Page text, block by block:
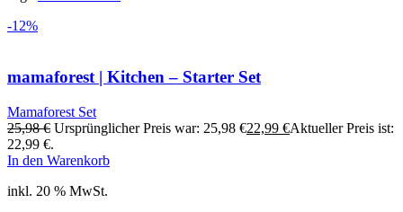
-12%
mamaforest | Kitchen – Starter Set
Mamaforest Set
25,98€ Ursprünglicher Preis war: 25,98 €22,99 €Aktueller Preis ist:
22,99 €.
In den Warenkorb
inkl. 20 % MwSt.